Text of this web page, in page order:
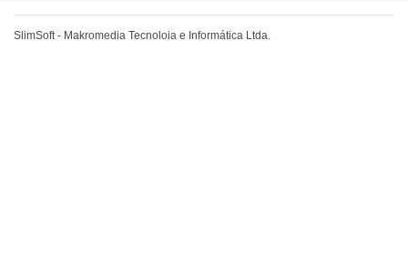
SlimSoft - Makromedia Tecnoloia e Informática Ltda.